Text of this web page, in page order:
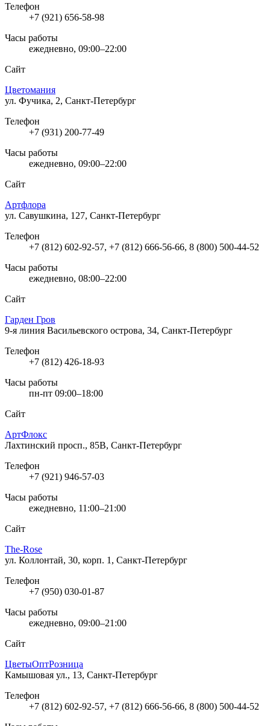
Телефон
+7 (921) 656-58-98
Часы работы
ежедневно, 09:00–22:00
Сайт
Цветомания
ул. Фучика, 2, Санкт-Петербург
Телефон
+7 (931) 200-77-49
Часы работы
ежедневно, 09:00–22:00
Сайт
Артфлора
ул. Савушкина, 127, Санкт-Петербург
Телефон
+7 (812) 602-92-57, +7 (812) 666-56-66, 8 (800) 500-44-52
Часы работы
ежедневно, 08:00–22:00
Сайт
Гарден Гров
9-я линия Васильевского острова, 34, Санкт-Петербург
Телефон
+7 (812) 426-18-93
Часы работы
пн-пт 09:00–18:00
Сайт
АртФлокс
Лахтинский просп., 85В, Санкт-Петербург
Телефон
+7 (921) 946-57-03
Часы работы
ежедневно, 11:00–21:00
Сайт
The-Rose
ул. Коллонтай, 30, корп. 1, Санкт-Петербург
Телефон
+7 (950) 030-01-87
Часы работы
ежедневно, 09:00–21:00
Сайт
ЦветыОптРозница
Камышовая ул., 13, Санкт-Петербург
Телефон
+7 (812) 602-92-57, +7 (812) 666-56-66, 8 (800) 500-44-52